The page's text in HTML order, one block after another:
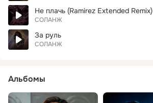
Не плачь (Ramirez Extended Remix)
СОЛАНЖ
За руль
СОЛАНЖ
Альбомы